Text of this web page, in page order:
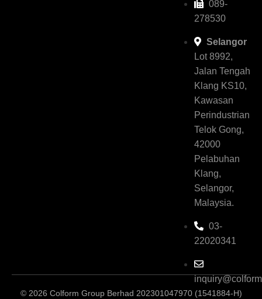
089-
278530
Selangor
Lot 8992,
Jalan Tengah
Klang KS10,
Kawasan
Perindustrian
Telok Gong,
42000
Pelabuhan
Klang,
Selangor,
Malaysia.
03-
22020341
© 2026 Colform Group Berhad 202301047970 (1541884-H)